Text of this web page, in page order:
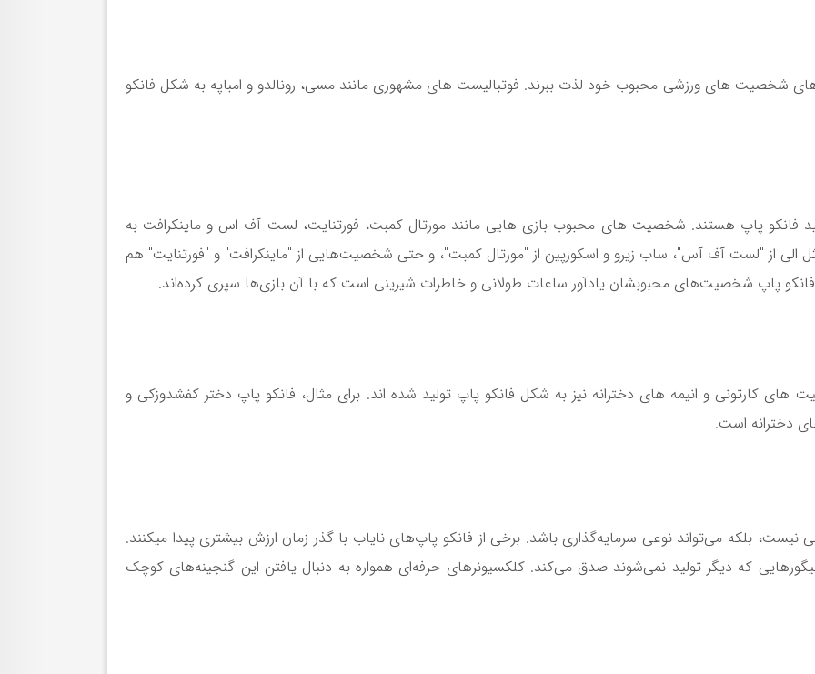
های شخصیت های ورزشی محبوب خود لذت ببرند. فوتبالیست های مشهوری مانند مسی، رونالدو و امباپه به شکل فانکو
فانکو پاپ هستند. شخصیت های محبوب بازی هایی مانند مورتال کمبت، فورتنایت، لست آف اس و ماینکرافت به
از "لست آف آس"، ساب زیرو و اسکورپین از "مورتال کمبت"، و حتی شخصیت‌هایی از "ماینکرافت" و "فورتنایت" هم
فانکو پاپ شخصیت‌های محبوبشان یادآور ساعات طولانی و خاطرات شیرینی است که با آن بازی‌ها سپری کرده‌اند.
کارتونی و انیمه های دخترانه نیز به شکل فانکو پاپ تولید شده اند. برای مثال، فانکو پاپ دختر کفشدوزکی و
دخترانه است.
بلکه می‌تواند نوعی سرمایه‌گذاری باشد. برخی از فانکو پاپ‌های نایاب با گذر زمان ارزش بیشتری پیدا میکنند.
که دیگر تولید نمی‌شوند صدق می‌کند. کلکسیونرهای حرفه‌ای همواره به دنبال یافتن این گنجینه‌های کوچک